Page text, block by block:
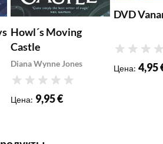
Howl´s Moving
Castle
Diana Wynne Jones
Рейтинг
Цена: 9,95 €
DVD
Рейтинг
Цена: 4,95